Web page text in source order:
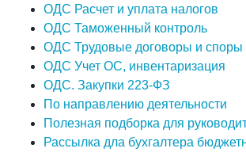
ОДС Расчет и уплата налогов
ОДС Таможенный контроль
ОДС Трудовые договоры и споры
ОДС Учет ОС, инвентаризация
ОДС. Закупки 223-ФЗ
По направлению деятельности
Полезная подборка для
Рассылка дла бухгалтера